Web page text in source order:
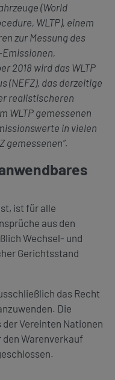
(World
WLTP), einem
zur Messung des
Emissionen,
2018 wird das WLTP
(NEFZ), das derzeitige
realistischeren
WLTP gemessenen
in vielen
gemessenen“.
ist für alle
aus den
Wechsel- und
Gerichtsstand
das Recht
Die
Vereinten Nationen
den Warenverkauf